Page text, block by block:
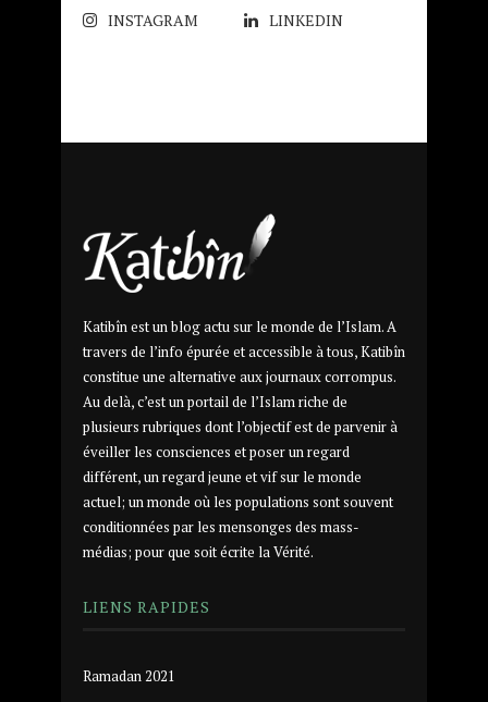
INSTAGRAM
LINKEDIN
Katibîn est un blog actu sur le monde de l’Islam. A
travers de l’info épurée et accessible à tous, Katibîn
constitue une alternative aux journaux corrompus.
Au delà, c’est un portail de l’Islam riche de
plusieurs rubriques dont l’objectif est de parvenir à
éveiller les consciences et poser un regard
différent, un regard jeune et vif sur le monde
actuel; un monde où les populations sont souvent
conditionnées par les mensonges des mass-
médias; pour que soit écrite la Vérité.
LIENS RAPIDES
Ramadan 2021